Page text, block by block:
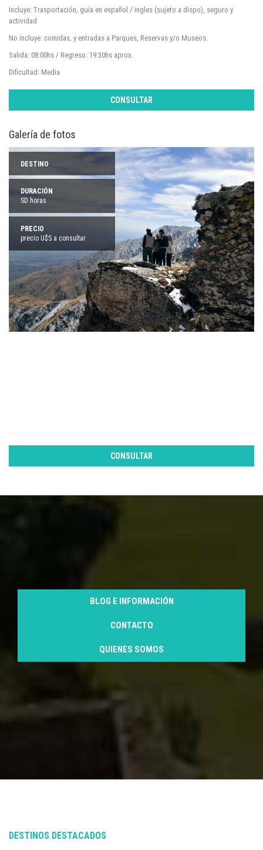
Incluye: Trasportación, guía en español / ingles (sujeto a dispo), seguro y
actividad
No incluye: comidas, y entradas a Parques, Reservas y/o Museos.
Salida: 08:00hs / Regreso: 19:30hs aprox.
Dificultad: Media
CONSULTAR
Galería de fotos
DESTINO
DURACIÓN
SD horas
PRECIO
precio U$S a consultar
CONSULTAR
BLOG E INFORMACIÓN
CONTACTO
QUIENES SOMOS
DESTINOS DESTACADOS